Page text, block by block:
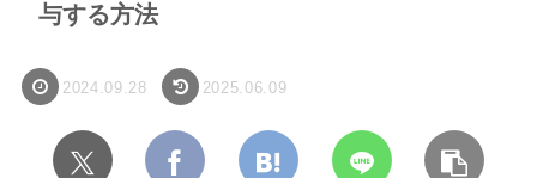
与する方法
2024.09.28 2025.06.09